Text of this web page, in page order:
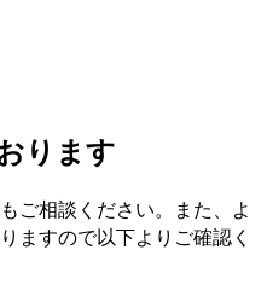
ります
ご相談ください。また、よ
ますので以下よりご確認く